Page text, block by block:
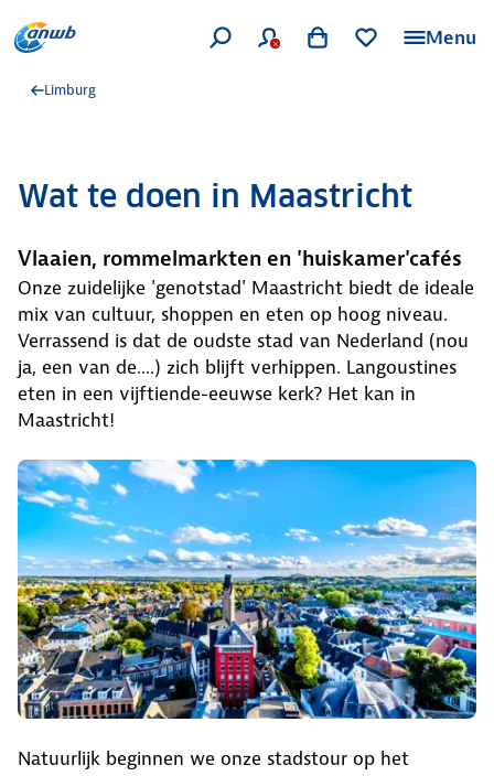
Menu
Limburg
Wat te doen in Maastricht
Vlaaien, rommelmarkten en 'huiskamer'cafés
Onze zuidelijke 'genotstad' Maastricht biedt de ideale
mix van cultuur, shoppen en eten op hoog niveau.
Verrassend is dat de oudste stad van Nederland (nou
ja, een van de....) zich blijft verhippen. Langoustines
eten in een vijftiende-eeuwse kerk? Het kan in
Maastricht!
Natuurlijk beginnen we onze stadstour op het